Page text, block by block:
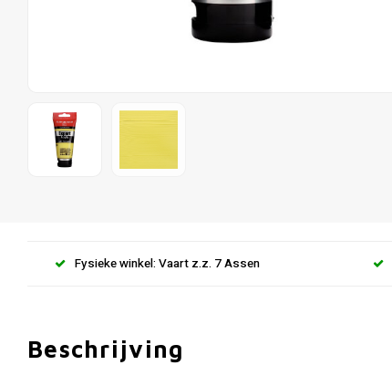
Fysieke winkel: Vaart z.z. 7 Assen
Beschrijving